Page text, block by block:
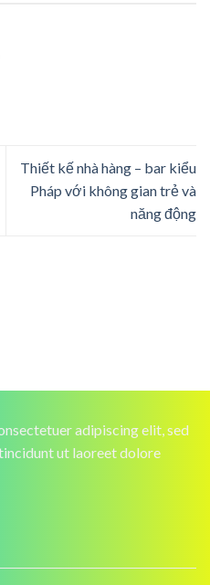
Thiết kế nhà hàng – bar kiểu
Pháp với không gian trẻ và
năng động
adipiscing elit, sed
ut laoreet dolore